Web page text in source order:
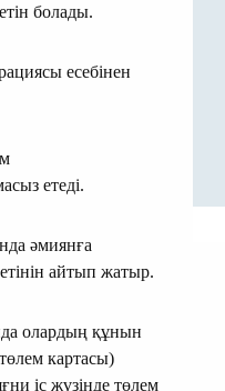
болады.
есебінен
етеді.
әмиянға
айтып жатыр.
олардың құнын
картасы)
іс жүзінде төлем